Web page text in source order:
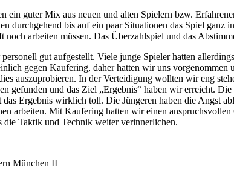
ein guter Mix aus neuen und alten Spielern bzw.
durchgehend bis auf ein paar Situationen das Spiel
arbeiten müssen. Das Überzahlspiel und das
gut aufgestellt. Viele junge Spieler hatten
gegen Kaufering, daher hatten wir uns
auszuprobieren. In der Verteidigung wollten wir eng
gefunden und das Ziel „Ergebnis“ haben wir erreicht.
Ergebnis wirklich toll. Die Jüngeren haben die Angst
arbeiten. Mit Kaufering hatten wir einen
Taktik und Technik weiter verinnerlichen.
München II